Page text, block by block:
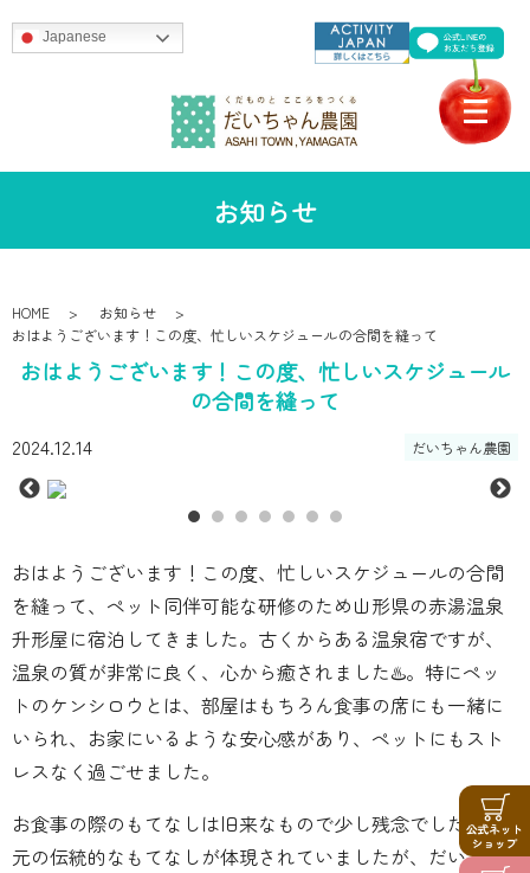
Japanese
お知らせ
HOME
お知らせ
おはようございます！この度、忙しいスケジュールの合間を縫って
おはようございます！この度、忙しいスケジュール
の合間を縫って
2024.12.14 だいちゃん農園
おはようございます！この度、忙しいスケジュールの合間
を縫って、ペット同伴可能な研修のため山形県の赤湯温泉
升形屋に宿泊してきました。古くからある温泉宿ですが、
温泉の質が非常に良く、心から癒されました♨️。特にペッ
トのケンシロウとは、部屋はもちろん食事の席にも一緒に
いられ、お家にいるような安心感があり、ペットにもスト
レスなく過ごせました。
お食事の際のもてなしは旧来なもので少し残念でした。地
元の伝統的なもてなしが体現されていましたが、だいちゃ